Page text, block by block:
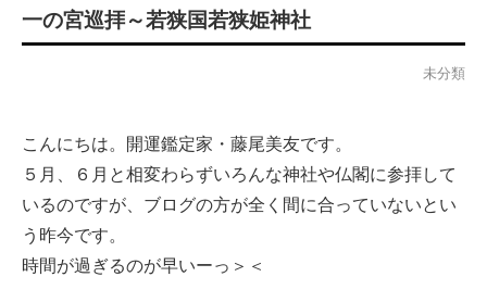
一の宮巡拝～若狭国若狭姫神社
未分類
こんにちは。開運鑑定家・藤尾美友です。
５月、６月と相変わらずいろんな神社や仏閣に参拝して
いるのですが、ブログの方が全く間に合っていないとい
う昨今です。
時間が過ぎるのが早いーっ＞＜